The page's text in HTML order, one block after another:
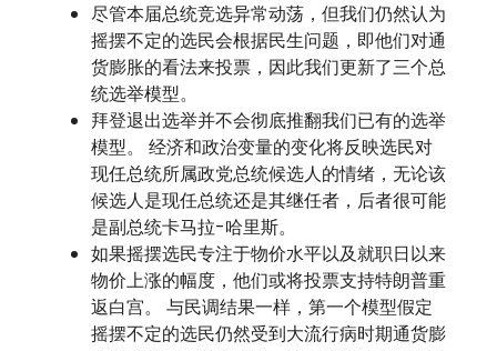
尽管本届总统竞选异常动荡，但我们仍然认为
摇摆不定的选民会根据民生问题，即他们对通
货膨胀的看法来投票，因此我们更新了三个总
统选举模型。
拜登退出选举并不会彻底推翻我们已有的选举
模型。 经济和政治变量的变化将反映选民对
现任总统所属政党总统候选人的情绪，无论该
候选人是现任总统还是其继任者，后者很可能
是副总统卡马拉-哈里斯。
如果摇摆选民专注于物价水平以及就职日以来
物价上涨的幅度，他们或将投票支持特朗普重
返白宫。 与民调结果一样，第一个模型假定
摇摆不定的选民仍然受到大流行病时期通货膨